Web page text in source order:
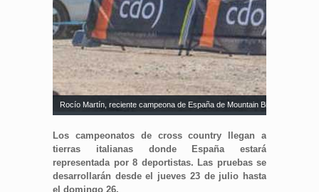
Rocío Martín, reciente campeona de España de Mountain Bike, correrá la
Los campeonatos de cross country llegan a
tierras italianas donde España estará
representada por 8 deportistas. Las pruebas se
desarrollarán desde el jueves 23 de julio hasta
el domingo 26.